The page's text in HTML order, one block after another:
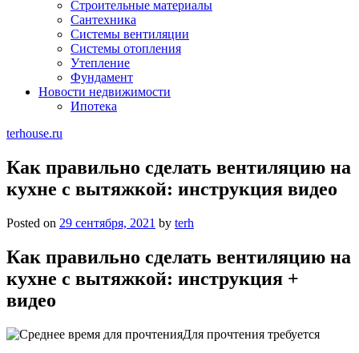
Строительные материалы
Сантехника
Системы вентиляции
Системы отопления
Утепление
Фундамент
Новости недвижимости
Ипотека
terhouse.ru
Как правильно сделать вентиляцию на
кухне с вытяжкой: инструкция видео
Posted on 29 сентября, 2021 by terh
Как правильно сделать вентиляцию на
кухне с вытяжкой: инструкция +
видео
Для прочтения требуется